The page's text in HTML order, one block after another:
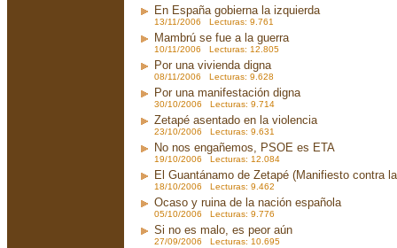
En España gobierna la izquierda
13/11/2006 Lecturas: 9.761
Mambrú se fue a la guerra
10/11/2006 Lecturas: 12.805
Por una vivienda digna
08/11/2006 Lecturas: 9.628
Por una manifestación digna
30/10/2006 Lecturas: 9.714
Zetapé asentado en la violencia
23/10/2006 Lecturas: 9.631
No nos engañemos, PSOE es ETA
19/10/2006 Lecturas: 12.084
El Guantánamo de Zetapé (Manifiesto contra
18/10/2006 Lecturas: 9.462
Ocaso y ruina de la nación española
05/10/2006 Lecturas: 9.776
Si no es malo, es peor aún
27/09/2006 Lecturas: 10.695